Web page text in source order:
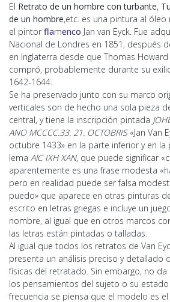
El Retrato de un hombre con turbante,
de un hombre,etc. es una pintura al
el pintor flamenco Jan van Eyck. Fue
Nacional de Londres en 1851, después
en Inglaterra desde que Thomas
compró, probablemente durante su
1642-1644.
Se ha preservado junto con su marco
verticales son de hecho una sola pieza
central, y tiene la inscripción pintada
ANO MCCCC.33. 21. OCTOBRIS«Jan Van
octubre 1433» en la parte inferior y en
lema AlC IXH XAN, que puede significar
aparentemente es una frase modesta
pero en realidad puede ser falsa
puedo» que aparece en otras pinturas
escrito en letras griegas e incluye un
nombre, al igual que en otros marcos
las letras están pintadas o talladas.
Al igual que todos los retratos de Van
presenta un análisis preciso y detallado
físicas del retratado. Sin embargo, no
los pensamientos del sujeto o su
frecuencia se piensa que el modelo es el